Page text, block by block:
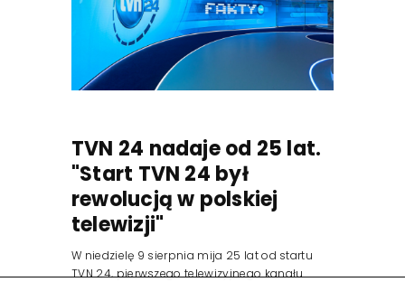
TVN 24 nadaje od 25 lat.
"Start TVN 24 był
rewolucją w polskiej
telewizji"
W niedzielę 9 sierpnia mija 25 lat od startu
TVN 24, pierwszego telewizyjnego kanału